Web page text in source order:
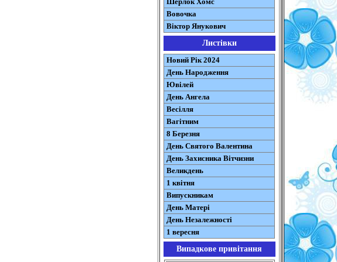
Вовочка
Віктор Янукович
Листівки
Новий Рік 2024
День Народження
Ювілей
День Ангела
Весілля
Вагітним
8 Березня
День Святого Валентина
День Захисника Вітчизни
Великдень
1 квітня
Випускникам
День Матері
День Незалежності
1 вересня
Випадкове привітання